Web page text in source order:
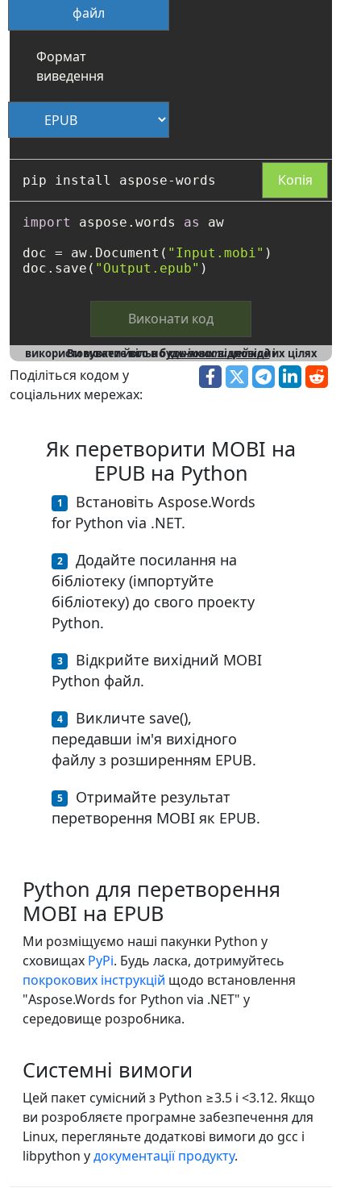
файл
Формат
виведення
Копія
import aspose.words as
aw
doc = aw.Document( "Input.mobi" )
doc.save( "Output.epub"
Виконати код
Ви можете вільнокопіювати цей код
і використовувати його в будь-яких відповідних цілях
Поділіться кодом у
соціальних мережах:
Як перетворити MOBI на
EPUB на Python
Встановіть Aspose.Words
for Python via .NET.
Додайте посилання на
бібліотеку (імпортуйте
бібліотеку) до свого проекту
Python.
Відкрийте вихідний MOBI
Python файл.
Викличте save(),
передавши ім'я вихідного
файлу з розширенням EPUB.
Отримайте результат
перетворення MOBI як EPUB.
Python для перетворення
MOBI на EPUB
Ми розміщуємо наші пакунки Python у
сховищах PyPi. Будь ласка, дотримуйтесь
покрокових інструкцій щодо встановлення
"Aspose.Words for Python via .NET" у
середовище розробника.
Системні вимоги
Цей пакет сумісний з Python ≥3.5 і <3.12. Якщо
ви розробляєте програмне забезпечення для
Linux, перегляньте додаткові вимоги до gcc і
libpython удокументації продукту.